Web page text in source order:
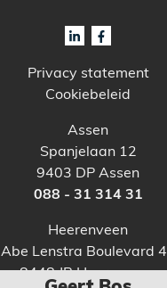
Privacy statement
Cookiebeleid
Assen
Spanjelaan 12
9403 DP Assen
088 - 31 314 31
Heerenveen
Abe Lenstra Boulevard
8448 JB Heerenveen